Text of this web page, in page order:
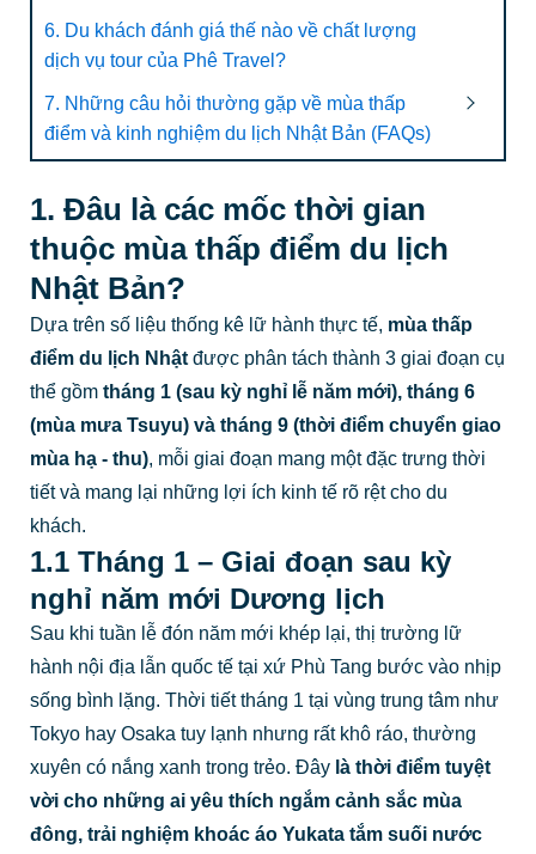
6. Du khách đánh giá thế nào về chất lượng
dịch vụ tour của Phê Travel?
7. Những câu hỏi thường gặp về mùa thấp
điểm và kinh nghiệm du lịch Nhật Bản (FAQs)
1. Đâu là các mốc thời gian
thuộc mùa thấp điểm du lịch
Nhật Bản?
Dựa trên số liệu thống kê lữ hành thực tế, mùa thấp
điểm du lịch Nhậtđược phân tách thành 3 giai đoạn cụ
thể gồm tháng 1 (sau kỳ nghỉ lễ năm mới), tháng 6
(mùa mưa Tsuyu) và tháng 9 (thời điểm chuyển giao
mùa hạ - thu), mỗi giai đoạn mang một đặc trưng thời
tiết và mang lại những lợi ích kinh tế rõ rệt cho du
khách.
1.1 Tháng 1 – Giai đoạn sau kỳ
nghỉ năm mới Dương lịch
Sau khi tuần lễ đón năm mới khép lại, thị trường lữ
hành nội địa lẫn quốc tế tại xứ Phù Tang bước vào nhịp
sống bình lặng. Thời tiết tháng 1 tại vùng trung tâm như
Tokyo hay Osaka tuy lạnh nhưng rất khô ráo, thường
xuyên có nắng xanh trong trẻo. Đây là thời điểm tuyệt
vời cho những ai yêu thích ngắm cảnh sắc mùa
đông, trải nghiệm khoác áo Yukata tắm suối nước